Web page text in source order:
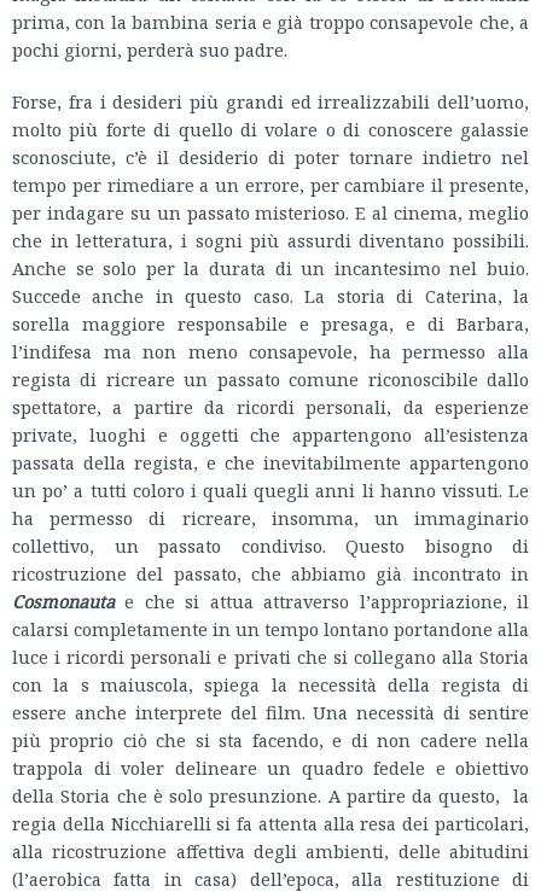
prima, con la bambina seria e già troppo consapevole che, a
pochi giorni, perderà suo padre.
Forse, fra i desideri più grandi ed irrealizzabili dell’uomo,
molto più forte di quello di volare o di conoscere galassie
sconosciute, c’è il desiderio di poter tornare indietro nel
tempo per rimediare a un errore, per cambiare il presente,
per indagare su un passato misterioso. E al cinema, meglio
che in letteratura, i sogni più assurdi diventano possibili.
Anche se solo per la durata di un incantesimo nel buio.
Succede anche in questo caso. La storia di Caterina, la
sorella maggiore responsabile e presaga, e di Barbara,
l’indifesa ma non meno consapevole, ha permesso alla
regista di ricreare un passato comune riconoscibile dallo
spettatore, a partire da ricordi personali, da esperienze
private, luoghi e oggetti che appartengono all’esistenza
passata della regista, e che inevitabilmente appartengono
un po’ a tutti coloro i quali quegli anni li hanno vissuti. Le
ha permesso di ricreare, insomma, un immaginario
collettivo, un passato condiviso. Questo bisogno di
ricostruzione del passato, che abbiamo già incontrato in
Cosmonautae che si attua attraverso l’appropriazione, il
calarsi completamente in un tempo lontano portandone alla
luce i ricordi personali e privati che si collegano alla Storia
con la s maiuscola, spiega la necessità della regista di
essere anche interprete del film. Una necessità di sentire
più proprio ciò che si sta facendo, e di non cadere nella
trappola di voler delineare un quadro fedele e obiettivo
della Storia che è solo presunzione. A partire da questo, la
regia della Nicchiarelli si fa attenta alla resa dei particolari,
alla ricostruzione affettiva degli ambienti, delle abitudini
(l’aerobica fatta in casa) dell’epoca, alla restituzione di